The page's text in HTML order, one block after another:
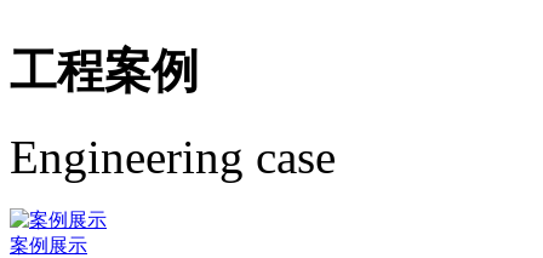
工程案例
Engineering case
案例展示